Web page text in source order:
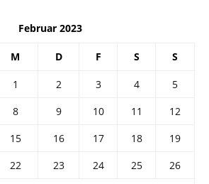
Februar 2023
M D F S S
1 2 3 4
5
8 9 10 11
12
15 16 17 18
19
22 23 24 25
26